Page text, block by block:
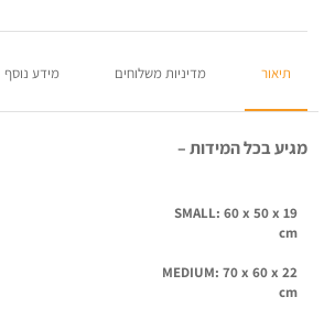
תיאור מדיניות משלוחים מידע נוסף
מגיע בכל המידות –
SMALL: 60 x 50 x 19
cm
MEDIUM: 70 x 60 x 22
cm